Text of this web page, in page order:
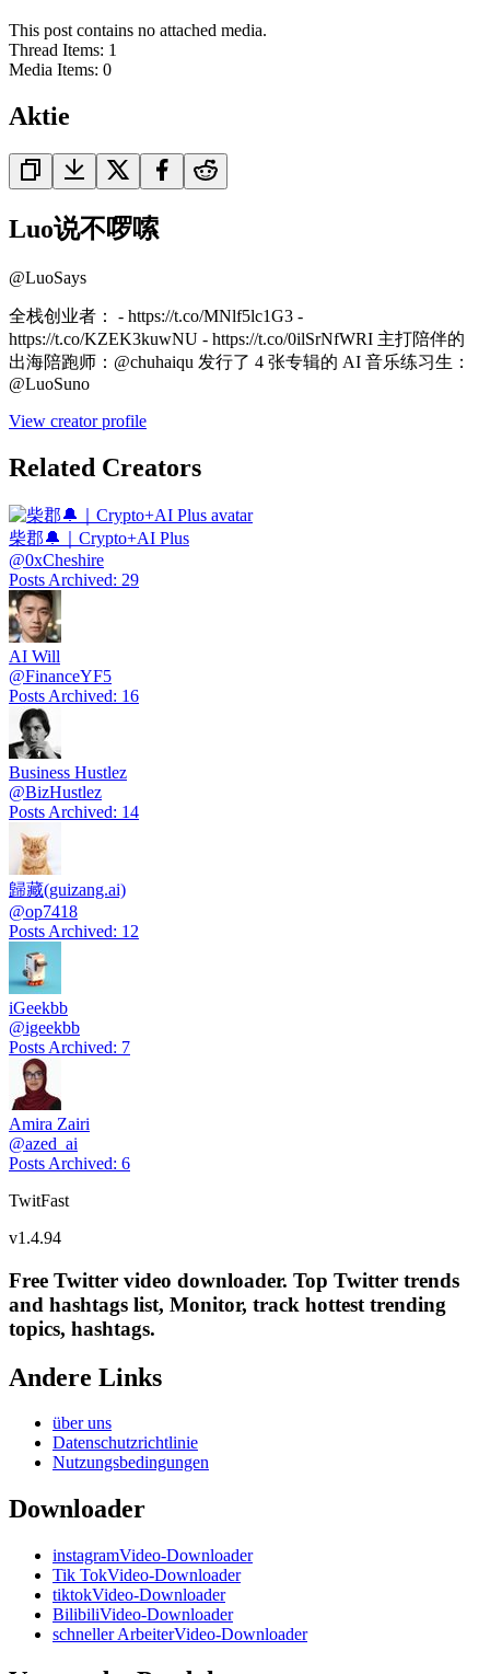
This post contains no attached media.
Thread Items: 1
Media Items: 0
Aktie
Luo说不啰嗦
@LuoSays
全栈创业者： - https://t.co/MNlf5lc1G3 -
https://t.co/KZEK3kuwNU - https://t.co/0ilSrNfWRI 主打陪伴的
出海陪跑师：@chuhaiqu 发行了 4 张专辑的 AI 音乐练习生：
@LuoSuno
View creator profile
Related Creators
柴郡🔔｜Crypto+AI Plus
@0xCheshire
Posts Archived: 29
AI Will
@FinanceYF5
Posts Archived: 16
Business Hustlez
@BizHustlez
Posts Archived: 14
歸藏(guizang.ai)
@op7418
Posts Archived: 12
iGeekbb
@igeekbb
Posts Archived: 7
Amira Zairi
@azed_ai
Posts Archived: 6
TwitFast
v1.4.94
Free Twitter video downloader. Top Twitter trends
and hashtags list, Monitor, track hottest trending
topics, hashtags.
Andere Links
über uns
Datenschutzrichtlinie
Nutzungsbedingungen
Downloader
instagramVideo-Downloader
Tik TokVideo-Downloader
tiktokVideo-Downloader
BilibiliVideo-Downloader
schneller ArbeiterVideo-Downloader